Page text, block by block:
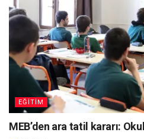
EĞİTİM
MEB’den ara tatil kararı: